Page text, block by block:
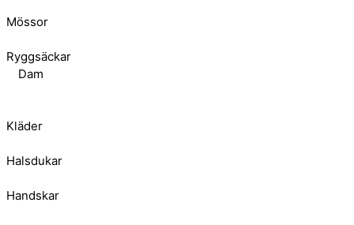
Mössor
Ryggsäckar
Dam
Kläder
Halsdukar
Handskar